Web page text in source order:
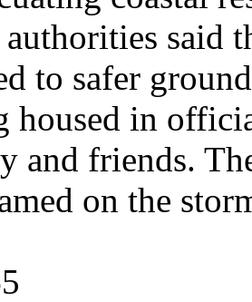
said
to safer
housed in
and friends.
on the